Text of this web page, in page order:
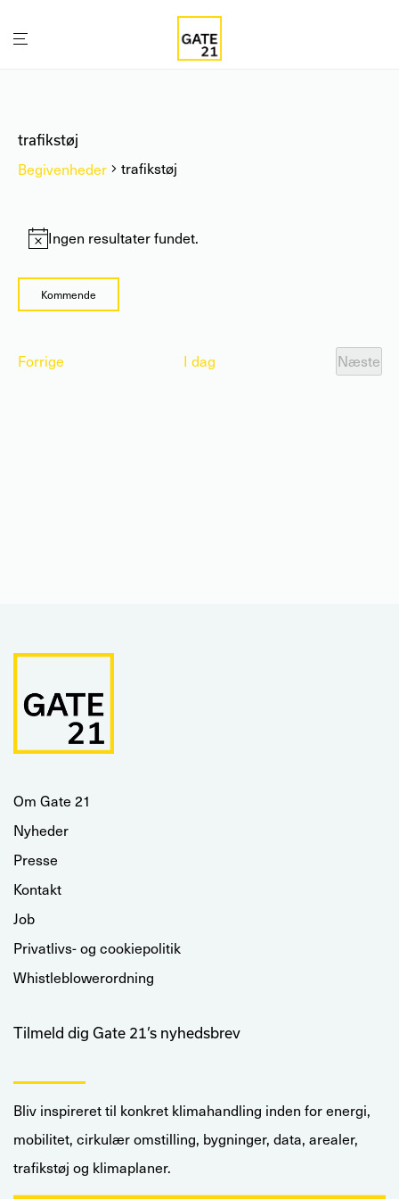
trafikstøj
Begivenheder trafikstøj
Notice
Ingen resultater fundet.
Kommende
dato.
ForrigeBegivenheder I dag
Næste
Om Gate 21
Nyheder
Presse
Kontakt
Job
Privatlivs- og cookiepolitik
Whistleblowerordning
Tilmeld dig Gate 21’s nyhedsbrev
Bliv inspireret til konkret klimahandling inden for energi,
mobilitet, cirkulær omstilling, bygninger, data, arealer,
trafikstøj og klimaplaner.